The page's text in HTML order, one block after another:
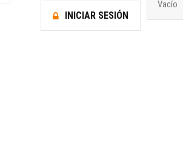
Vacío
INICIAR SESIÓN